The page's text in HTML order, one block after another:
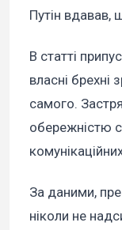
Путін вдавав,
В статті
власні
самого.
обережністю
За даними,
ніколи не